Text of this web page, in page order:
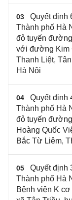
03
Quyết định
Thành phố Hà
đỏ tuyến
với đường Kim
Thanh Liệt,
Hà Nội
04
Quyết định
Thành phố Hà
đỏ tuyến
Hoàng Quốc
Bắc Từ Liêm,
05
Quyết định
Thành phố Hà
Bệnh viện K